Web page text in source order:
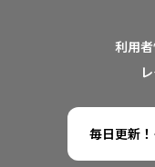
利用
毎日更新